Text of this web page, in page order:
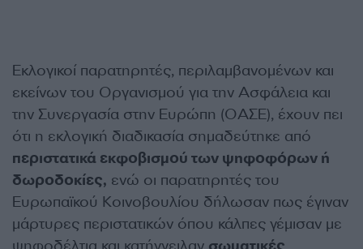
Εκλογικοί παρατηρητές, περιλαμβανομένων και
εκείνων του Οργανισμού για την Ασφάλεια και
την Συνεργασία στην Ευρώπη (ΟΑΣΕ), έχουν πει
ότι η εκλογική διαδικασία σημαδεύτηκε από
περιστατικά εκφοβισμού των ψηφοφόρων ή
δωροδοκίες, ενώ οι παρατηρητές του
Ευρωπαϊκού Κοινοβουλίου δήλωσαν πως έγιναν
μάρτυρες περιστατικών όπου κάλπες γέμισαν με